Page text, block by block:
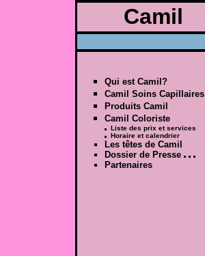
Camil
Qui est Camil?
Camil Soins Capillaires
Produits Camil
Camil Coloriste
Liste des prix et services
Horaire et calendrier
Les têtes de Camil
Dossier de Presse
Partenaires